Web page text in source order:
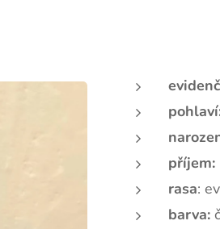
příjem:
rasa:
barva: